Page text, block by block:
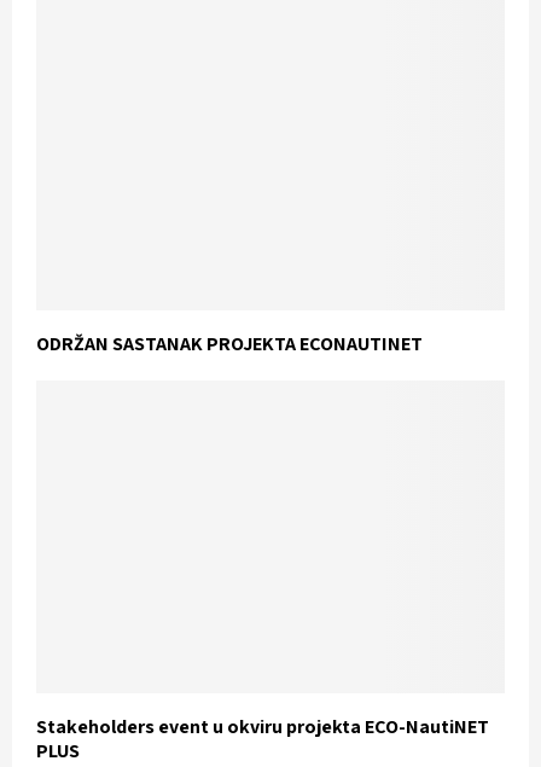
ODRŽAN SASTANAK PROJEKTA ECONAUTINET
Stakeholders event u okviru projekta ECO-NautiNET
PLUS